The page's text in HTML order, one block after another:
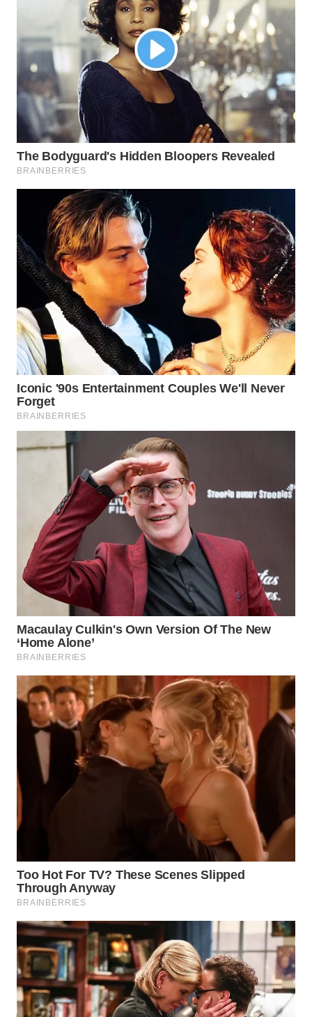
PADANG
LAWAS
WN
SUMEDANG
CIANJUR
WN
KEPULAUAN
SERIBU
WN
TANGERANG
WN
BINJAI
WN
CIREBON
WN
INDRAMAYU
KUNINGAN
WN
MAJALENGKA
WN
SUBANG
WN
SUKABUMI
WN
PURWAKARTA
WN
PRIANGAN
TIMUR
SOLO
WN
WN
MADURA
WN